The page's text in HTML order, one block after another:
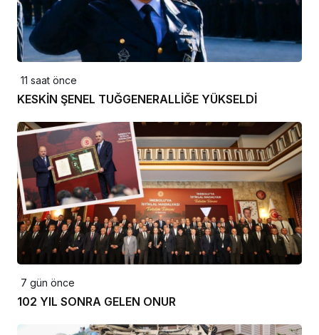
11 saat önce
KESKİN ŞENEL TUĞGENERALLİĞE YÜKSELDİ
7 gün önce
102 YIL SONRA GELEN ONUR